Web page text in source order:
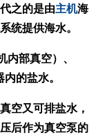
之的是由主机海
统提供海水。
内部真空） 、
的盐水。
空又可排盐水，
后作为真空泵的